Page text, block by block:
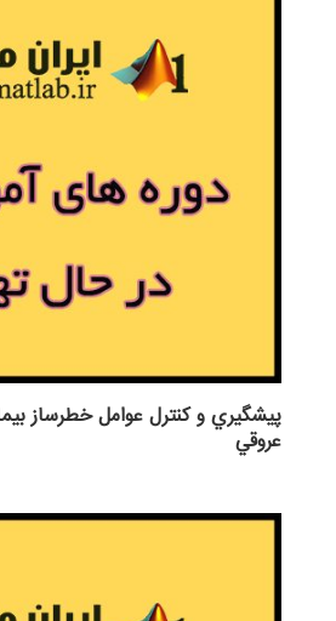
پيشگيري و كنترل عوامل خطرساز
عروقي